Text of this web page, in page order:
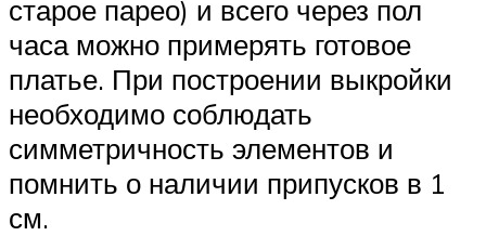
старое парео) и всего через пол
часа можно примерять готовое
платье. При построении выкройки
необходимо соблюдать
симметричность элементов и
помнить о наличии припусков в 1
см.